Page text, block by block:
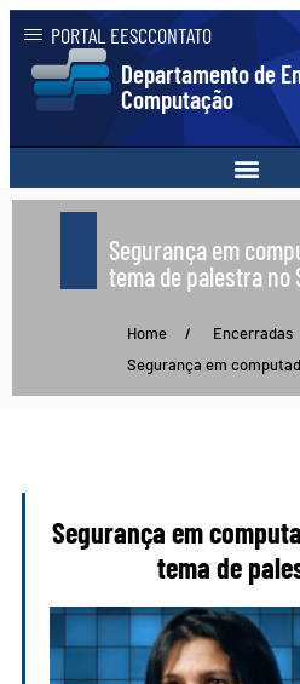
Departamento de
Computação
PORTAL EESCCONTATO
Segurança em
tema de palestra no
Home / Encerradas
Segurança em
Segurança em
tema de